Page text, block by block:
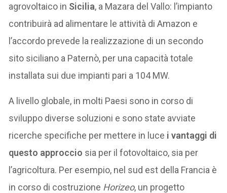
agrovoltaico in Sicilia, a Mazara del Vallo: l’impianto
contribuirà ad alimentare le attività di Amazon e
l’accordo prevede la realizzazione di un secondo
sito siciliano a Paternò, per una capacità totale
installata sui due impianti pari a 104 MW.
A livello globale, in molti Paesi sono in corso di
sviluppo diverse soluzioni e sono state avviate
ricerche specifiche per mettere in luce i vantaggi di
questo approccio sia per il fotovoltaico, sia per
l’agricoltura. Per esempio, nel sud est della Francia è
in corso di costruzione Horizeo, un progetto